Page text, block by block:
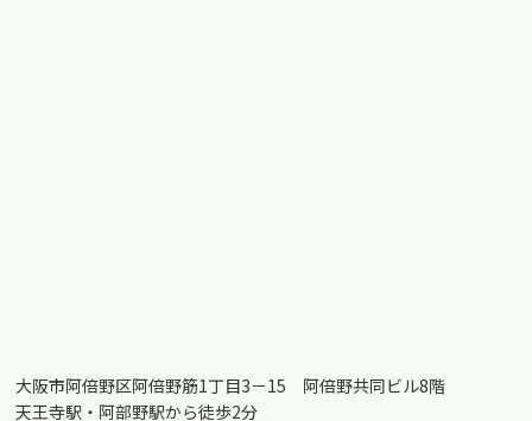
大阪市阿倍野区阿倍野筋1丁目3－15 阿倍野共同ビル8階
天王寺駅・阿部野駅から徒歩2分